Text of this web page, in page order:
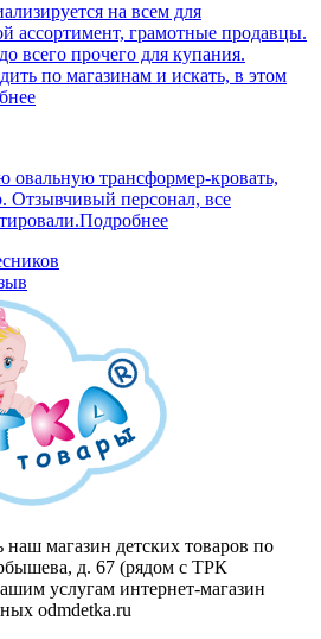
на всем для
ассортимент, грамотные продавцы.
всего прочего для купания.
по магазинам и искать, в этом
овальную трансформер-кровать,
Отзывчивый персонал, все
Подробнее
магазин детских товаров по
д. 67 (рядом с ТРК
услугам интернет-магазин
odmdetka.ru